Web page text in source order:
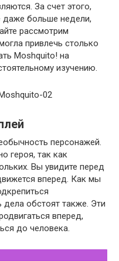
За счет этого,
даже больше недели,
рассмотрим
привлечь столько
Moshquito! на
изучению.
персонажей.
героя, так как
Вы увидите перед
вперед. Как мы
обстоят также. Эти
вперед,
до человека.